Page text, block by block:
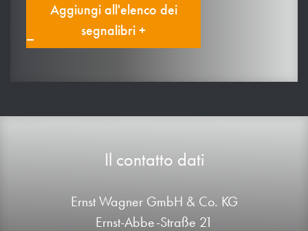
Aggiungi all'elenco dei
segnalibri +
Il contatto dati
Ernst Wagner GmbH & Co. KG
Ernst-Abbe-Straße 21